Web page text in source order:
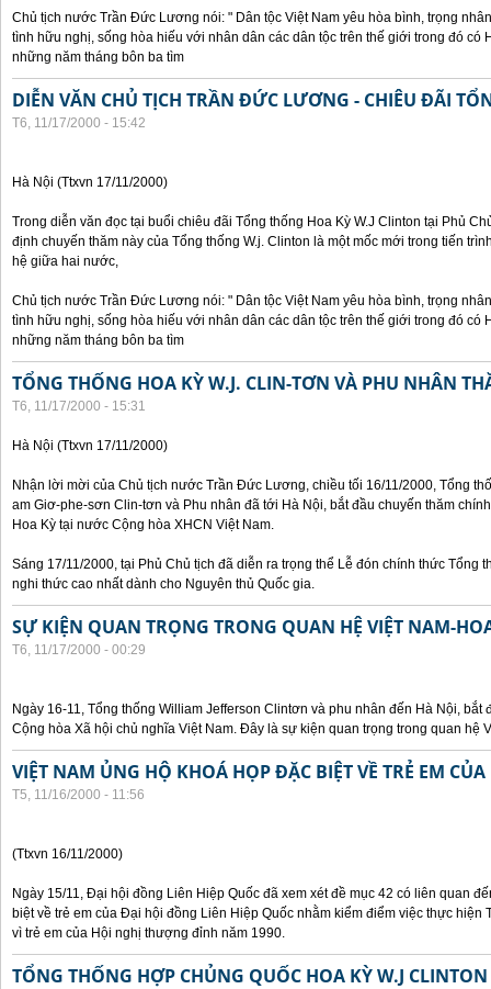
Chủ tịch nước Trần Đức Lương nói: " Dân tộc Việt Nam yêu hòa bình, trọng
tình hữu nghị, sống hòa hiếu với nhân dân các dân tộc trên thế giới trong đó có
những năm tháng bôn ba tìm
DIỄN VĂN CHỦ TỊCH TRẦN ĐỨC LƯƠNG - CHIÊU ĐÃI
T6, 11/17/2000 - 15:42
Hà Nội (Ttxvn 17/11/2000)
Trong diễn văn đọc tại buổi chiêu đãi Tổng thống Hoa Kỳ W.J Clinton tại Phủ
định chuyến thăm này của Tổng thống W.j. Clinton là một mốc mới trong tiến
hệ giữa hai nước,
Chủ tịch nước Trần Đức Lương nói: " Dân tộc Việt Nam yêu hòa bình, trọng
tình hữu nghị, sống hòa hiếu với nhân dân các dân tộc trên thế giới trong đó có
những năm tháng bôn ba tìm
TỔNG THỐNG HOA KỲ W.J. CLIN-TƠN VÀ PHU NHÂN
T6, 11/17/2000 - 15:31
Hà Nội (Ttxvn 17/11/2000)
Nhận lời mời của Chủ tịch nước Trần Đức Lương, chiều tối 16/11/2000, Tổng
am Giơ-phe-sơn Clin-tơn và Phu nhân đã tới Hà Nội, bắt đầu chuyến thăm
Hoa Kỳ tại nước Cộng hòa XHCN Việt Nam.
Sáng 17/11/2000, tại Phủ Chủ tịch đã diễn ra trọng thể Lễ đón chính thức Tổng
nghi thức cao nhất dành cho Nguyên thủ Quốc gia.
SỰ KIỆN QUAN TRỌNG TRONG QUAN HỆ VIỆT NAM-
T6, 11/17/2000 - 00:29
Ngày 16-11, Tổng thống William Jefferson Clintơn và phu nhân đến Hà Nội,
Cộng hòa Xã hội chủ nghĩa Việt Nam. Đây là sự kiện quan trọng trong quan hệ
VIỆT NAM ỦNG HỘ KHOÁ HỌP ĐẶC BIỆT VỀ TRẺ EM
T5, 11/16/2000 - 11:56
(Ttxvn 16/11/2000)
Ngày 15/11, Đại hội đồng Liên Hiệp Quốc đã xem xét đề mục 42 có liên quan
biệt về trẻ em của Đại hội đồng Liên Hiệp Quốc nhằm kiểm điểm việc thực
vì trẻ em của Hội nghị thượng đỉnh năm 1990.
TỔNG THỐNG HỢP CHỦNG QUỐC HOA KỲ W.J